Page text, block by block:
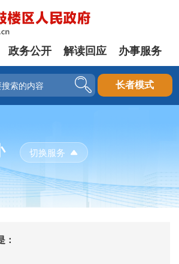
政务公开 解读回应 办事服务
长者模式
切换服务
：